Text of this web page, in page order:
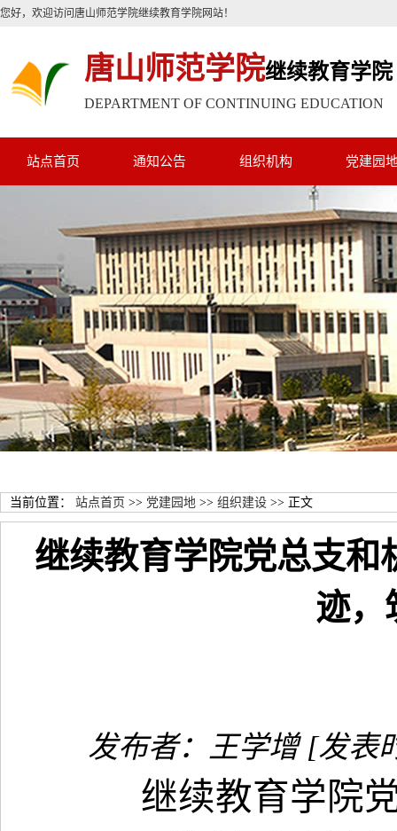
您好，欢迎访问唐山师范学院继续教育学院网站！
唐山师范学院继续教育学院
DEPARTMENT OF CONTINUING EDUCATION
站点首页 通知公告 组织机构 党建园
当前位置： 站点首页 >> 党建园地 >> 组织建设 >> 正文
继续教育学院党总支和
迹，
发布者：王学增 [发表
继续教育学院